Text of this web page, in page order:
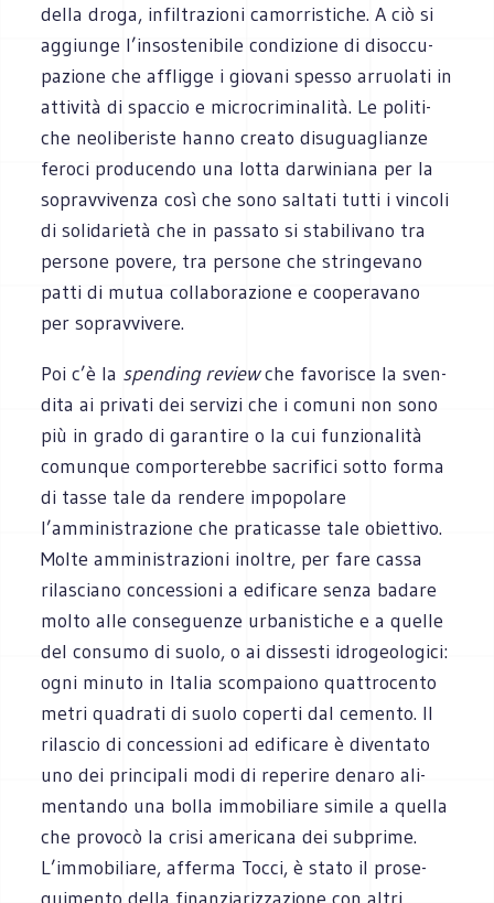
della droga, infil­tra­zioni camor­ri­sti­che. A ciò si
aggiunge l’insostenibile con­di­zione di disoc­cu­
pa­zione che affligge i gio­vani spesso arruo­lati in
atti­vità di spac­cio e micro­cri­mi­na­lità. Le poli­ti­
che neo­li­be­ri­ste hanno creato disu­gua­glianze
feroci pro­du­cendo una lotta dar­wi­niana per la
soprav­vi­venza così che sono sal­tati tutti i vin­coli
di soli­da­rietà che in pas­sato si sta­bi­li­vano tra
per­sone povere, tra per­sone che strin­ge­vano
patti di mutua col­la­bo­ra­zione e coo­pe­ra­vano
per sopravvivere.
Poi c’è la spen­ding reviewche favo­ri­sce la sven­
dita ai pri­vati dei ser­vizi che i comuni non sono
più in grado di garan­tire o la cui fun­zio­na­lità
comun­que com­por­te­rebbe sacri­fici sotto forma
di tasse tale da ren­dere impo­po­lare
l’amministrazione che pra­ti­casse tale obiet­tivo.
Molte ammi­ni­stra­zioni inol­tre, per fare cassa
rila­sciano con­ces­sioni a edi­fi­care senza badare
molto alle con­se­guenze urba­ni­sti­che e a quelle
del con­sumo di suolo, o ai dis­se­sti idro­geo­lo­gici:
ogni minuto in Ita­lia scom­pa­iono quat­tro­cento
metri qua­drati di suolo coperti dal cemento. Il
rila­scio di con­ces­sioni ad edi­fi­care è diven­tato
uno dei prin­ci­pali modi di repe­rire denaro ali­
men­tando una bolla immo­bi­liare simile a quella
che pro­vocò la crisi ame­ri­cana dei sub­prime.
L’immobiliare, afferma Tocci, è stato il pro­se­